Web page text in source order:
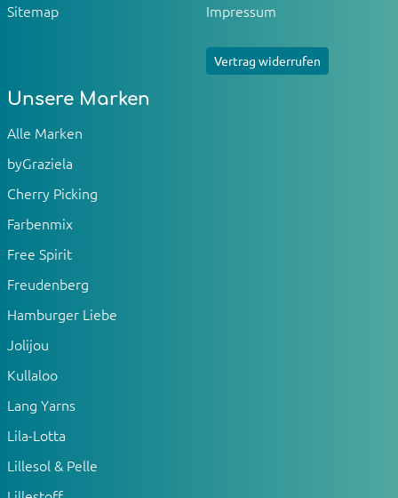
Sitemap
Impressum
Vertrag widerrufen
Unsere Marken
Alle Marken
byGraziela
Cherry Picking
Farbenmix
Free Spirit
Freudenberg
Hamburger Liebe
Jolijou
Kullaloo
Lang Yarns
Lila-Lotta
Lillesol & Pelle